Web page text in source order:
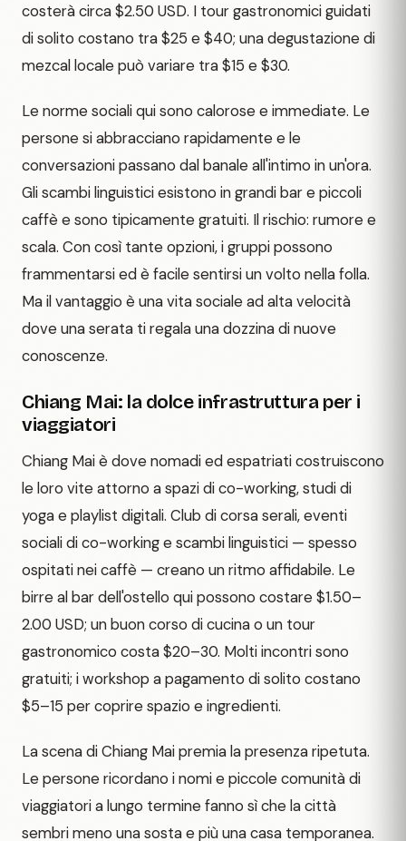
costerà circa $2.50 USD. I tour gastronomici guidati
di solito costano tra $25 e $40; una degustazione di
mezcal locale può variare tra $15 e $30.
Le norme sociali qui sono calorose e immediate. Le
persone si abbracciano rapidamente e le
conversazioni passano dal banale all'intimo in un'ora.
Gli scambi linguistici esistono in grandi bar e piccoli
caffè e sono tipicamente gratuiti. Il rischio: rumore e
scala. Con così tante opzioni, i gruppi possono
frammentarsi ed è facile sentirsi un volto nella folla.
Ma il vantaggio è una vita sociale ad alta velocità
dove una serata ti regala una dozzina di nuove
conoscenze.
Chiang Mai: la dolce infrastruttura per i
viaggiatori
Chiang Mai è dove nomadi ed espatriati costruiscono
le loro vite attorno a spazi di co-working, studi di
yoga e playlist digitali. Club di corsa serali, eventi
sociali di co-working e scambi linguistici — spesso
ospitati nei caffè — creano un ritmo affidabile. Le
birre al bar dell'ostello qui possono costare $1.50–
2.00 USD; un buon corso di cucina o un tour
gastronomico costa $20–30. Molti incontri sono
gratuiti; i workshop a pagamento di solito costano
$5–15 per coprire spazio e ingredienti.
La scena di Chiang Mai premia la presenza ripetuta.
Le persone ricordano i nomi e piccole comunità di
viaggiatori a lungo termine fanno sì che la città
sembri meno una sosta e più una casa temporanea.